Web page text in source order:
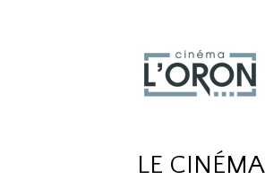
LE CINÉMA